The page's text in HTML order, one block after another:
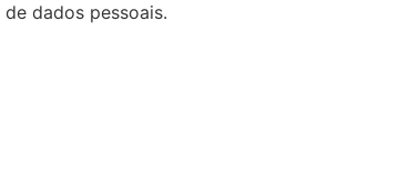
dados pessoais.